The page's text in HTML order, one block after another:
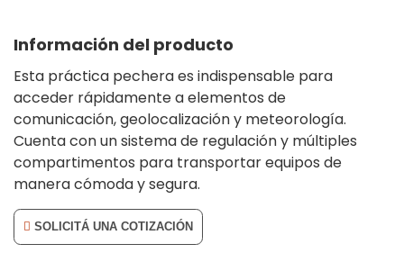
Información del producto
Esta práctica pechera es indispensable para
acceder rápidamente a elementos de
comunicación, geolocalización y meteorología.
Cuenta con un sistema de regulación y múltiples
compartimentos para transportar equipos de
manera cómoda y segura.
SOLICITÁ UNA COTIZACIÓN